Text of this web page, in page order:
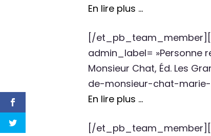
En lire plus …
[/
admin_label= »Personne
Monsieur Chat, Éd. Les
de-monsieur-chat-
En lire plus …
[/